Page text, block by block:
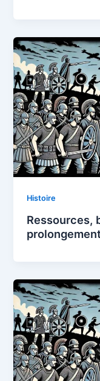
Histoire
Ressources,